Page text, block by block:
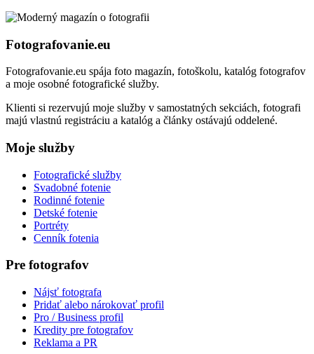
Fotografovanie.eu
Fotografovanie.eu spája foto magazín, fotoškolu, katalóg fotografov
a moje osobné fotografické služby.
Klienti si rezervujú moje služby v samostatných sekciách, fotografi
majú vlastnú registráciu a katalóg a články ostávajú oddelené.
Moje služby
Fotografické služby
Svadobné fotenie
Rodinné fotenie
Detské fotenie
Portréty
Cenník fotenia
Pre fotografov
Nájsť fotografa
Pridať alebo nárokovať profil
Pro / Business profil
Kredity pre fotografov
Reklama a PR